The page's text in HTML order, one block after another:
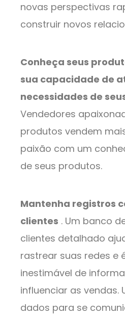
novas perspectivas
construir novos
Conheça seus
sua capacidade de
necessidades de
Vendedores
produtos vendem
paixão com um
de seus produtos.
Mantenha registros
clientes . Um banco
clientes detalhado
rastrear suas redes e
inestimável de
influenciar as vendas.
dados para se